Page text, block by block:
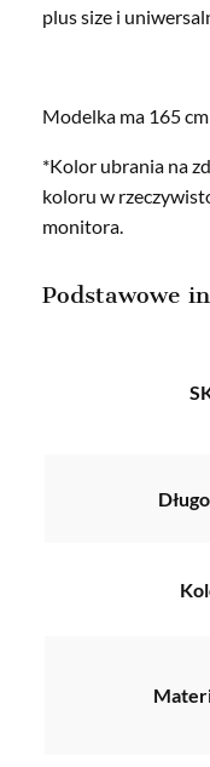
plus size i
Modelka ma 165
*Kolor ubrania na
koloru w
monitora.
Podstawowe